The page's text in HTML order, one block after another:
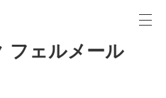
フェルメール